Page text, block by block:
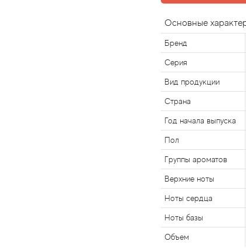
Основные
Бренд
Серия
Вид продукции
Страна
Год начала выпуска
Пол
Группы ароматов
Верхние ноты
Ноты сердца
Ноты базы
Объем